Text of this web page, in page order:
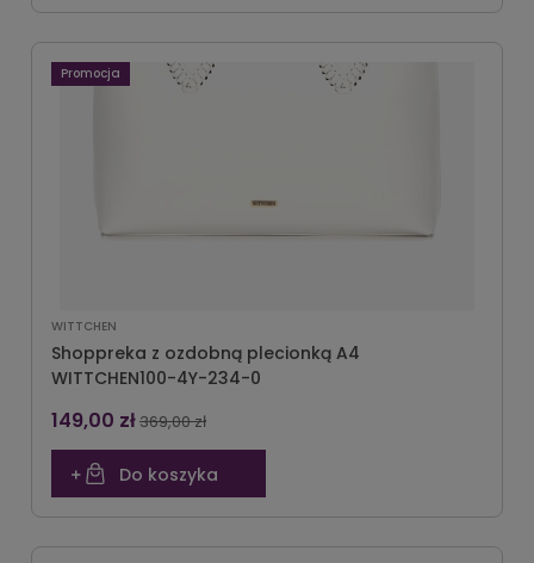
WITTCHEN
Shoppreka z ozdobną plecionką A4
WITTCHEN100-4Y-234-0
149,00 zł369,00 zł
Do koszyka
Promocja